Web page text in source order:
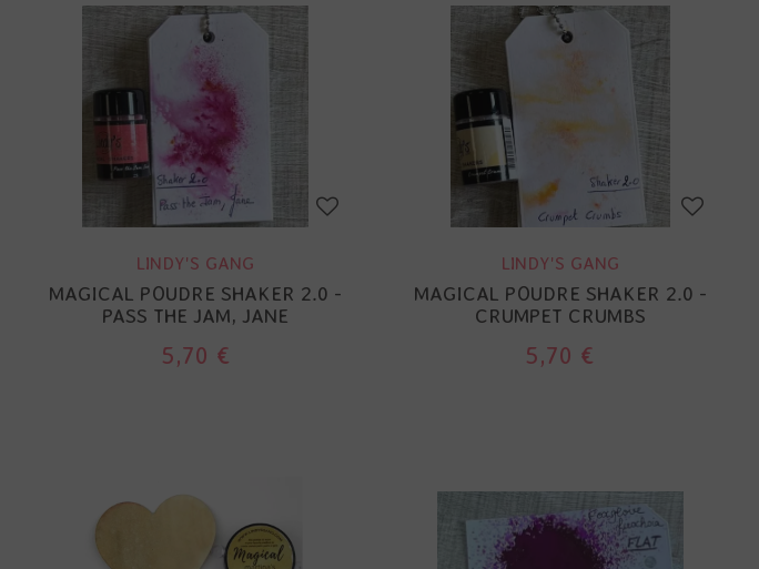
LINDY'S GANG
MAGICAL POUDRE SHAKER 2.0 -
PASS THE JAM, JANE
5,70 €
LINDY'S GANG
MAGICAL POUDRE SHAKER 2.0 -
CRUMPET CRUMBS
5,70 €